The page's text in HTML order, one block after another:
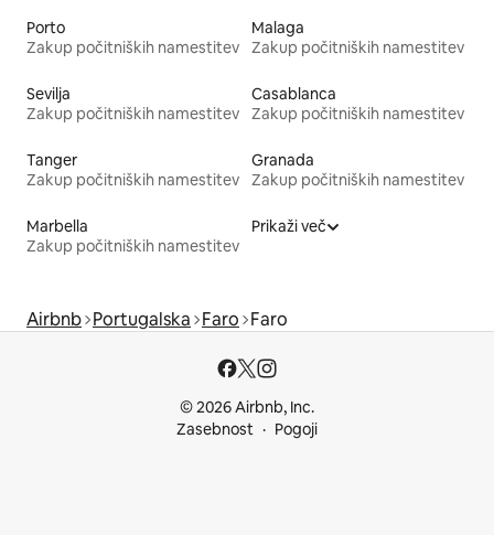
Porto
Zakup počitniških namestitev
Malaga
Zakup počitniških namestitev
Sevilja
Zakup počitniških namestitev
Casablanca
Zakup počitniških namestitev
Tanger
Zakup počitniških namestitev
Granada
Zakup počitniških namestitev
Marbella
Zakup počitniških namestitev
Prikaži več
Airbnb Portugalska Faro Faro
© 2026 Airbnb, Inc.
Zasebnost
Pogoji